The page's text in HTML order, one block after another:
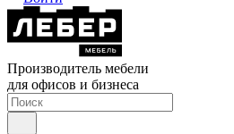
Производитель мебели
для офисов и бизнеса